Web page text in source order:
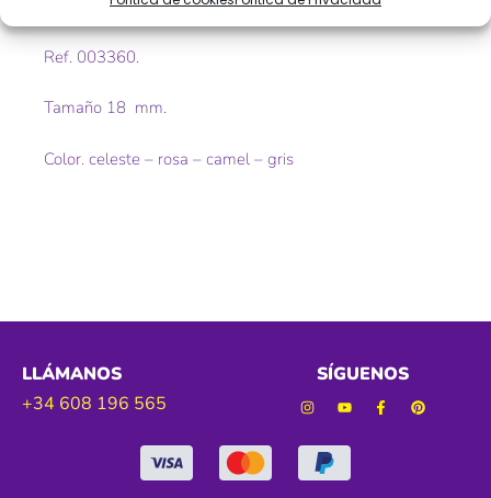
prendas infantiles, toallas, baberos, gasas, etc.
Ref. 003360.
Tamaño 18 mm.
Color. celeste – rosa – camel – gris
LLÁMANOS
+34 608 196 565
SÍGUENOS